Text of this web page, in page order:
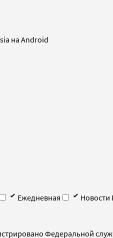
на Android
Ежедневная
Новости
Федеральной